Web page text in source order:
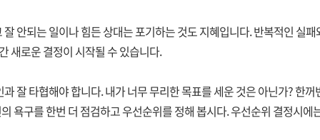
안되는 일이나 힘든 상대는 포기하는 것도 지혜입니다. 반복적인 실
새로운 결정이 시작될 수 있습니다.
잘 타협해야 합니다. 내가 너무 무리한 목표를 세운 것은 아닌가? 한
욕구를 한번 더 점검하고 우선순위를 정해 봅시다. 우선순위 결정시에